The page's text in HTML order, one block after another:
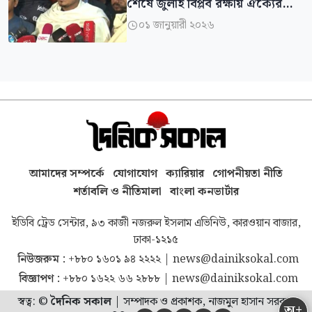
শেষে জুলাই বিপ্লব রক্ষায় ঐক্যের
বার্তা সাদিক কায়েমের
০১ জানুয়ারী ২০২৬
আমাদের সম্পর্কে যোগাযোগ ক্যারিয়ার গোপনীয়তা নীতি
শর্তাবলি ও নীতিমালা বাংলা কনভার্টার
ইডিবি ট্রেড সেন্টার, ৯৩ কাজী নজরুল ইসলাম এভিনিউ, কারওয়ান বাজার,
ঢাকা-১২১৫
নিউজরুম : +৮৮০ ১৬০১ ৯৪ ২২২২| news@dainiksokal.com
বিজ্ঞাপণ : +৮৮০ ১৬২২ ৬৬ ২৮৮৮| news@dainiksokal.com
স্বত্ব: ©দৈনিক সকাল| সম্পাদক ও প্রকাশক, নাজমুল হাসান সরকার